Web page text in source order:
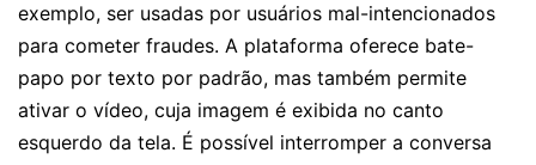
exemplo, ser usadas por usuários mal-intencionados
para cometer fraudes. A plataforma oferece bate-
papo por texto por padrão, mas também permite
ativar o vídeo, cuja imagem é exibida no canto
esquerdo da tela. É possível interromper a conversa